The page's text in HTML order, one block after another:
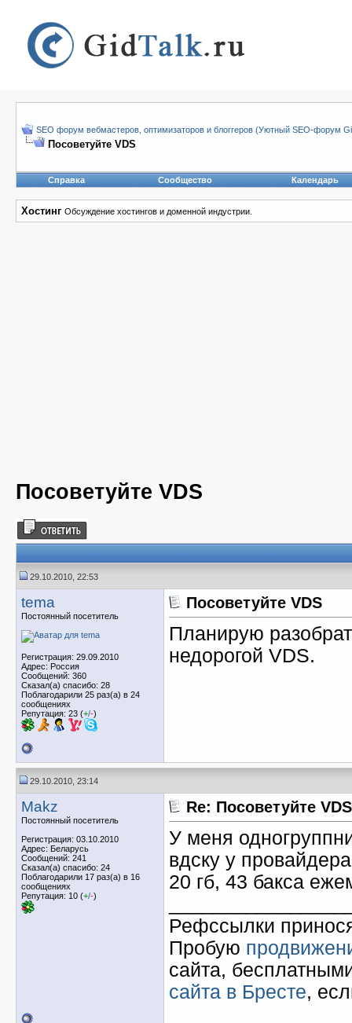
SEO форум вебмастеров, оптимизаторов и блоггеров (Уютный SEO-форум
Посоветуйте VDS
Справка Сообщество Календарь
Хостинг Обсуждение хостингов и доменной индустрии.
Посоветуйте VDS
29.10.2010, 22:53
tema
Постоянный посетитель
Регистрация: 29.09.2010
Адрес: Россия
Сообщений: 360
Сказал(а) спасибо: 28
Поблагодарили 25 раз(а) в 24
сообщениях
Репутация: 23 (+/-)
Посоветуйте VDS
Планирую
недорогой VDS.
29.10.2010, 23:14
Makz
Постоянный посетитель
Регистрация: 03.10.2010
Адрес: Беларусь
Сообщений: 241
Сказал(а) спасибо: 24
Поблагодарили 17 раз(а) в 16
сообщениях
Репутация: 10 (+/-)
Re: Посоветуйте VDS
У меня
вдску у
20 гб, 43 бакса
Рефссылки
Пробую
сайта,
сайта в Бресте,